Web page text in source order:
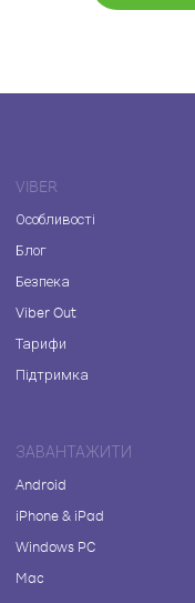
VIBER
Особливості
Блог
Безпека
Viber Out
Тарифи
Підтримка
ЗАВАНТАЖИТИ
Android
iPhone & iPad
Windows PC
Mac